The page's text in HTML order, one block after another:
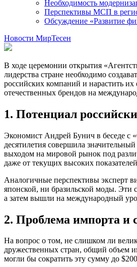
Необходимость
Перспективы МСП в
Обсуждение «Развитие
Новости МирТесен
В ходе церемонии открытия
лидерства стране необходимо
российских компаний и нарастить
отечественных брендов на
1. Потенциал
Экономист Андрей Бунич в беседе с
десятилетия совершила
выходом на мировой рынок под
даже от текущих высоких
Аналогичные перспективы эксперт
японской, ни бразильской моды. Эти
а затем вышли на международный
2. Проблема импорта
На вопрос о том, не слишком ли
дружественных стран, общий объем
могли бы сократить эту сумму до